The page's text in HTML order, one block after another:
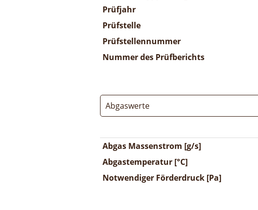
Prüfjahr
Prüfstelle
Prüfstellennummer
Nummer des Prüfberichts
Abgaswerte
Abgas Massenstrom [g/s]
Abgastemperatur [°C]
Notwendiger Förderdruck [Pa]